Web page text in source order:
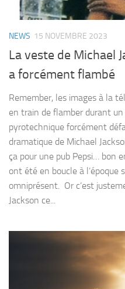
NEWS 15 NOVEMBRE 2023
La veste de Michael
a forcément flambé
Remember, les images à la
en train de flamber durant
pyrotechnique forcément
dramatique de Michael
ça pour une pub Pepsi… bon
ont été en boucle à l’époque
omniprésent. Or c’est
Jackson ce...